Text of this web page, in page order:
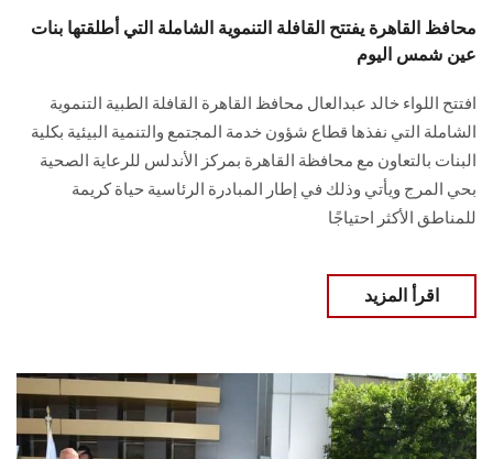
محافظ القاهرة يفتتح القافلة التنموية الشاملة التي أطلقتها بنات
عين شمس اليوم
افتتح اللواء خالد عبدالعال محافظ القاهرة القافلة الطبية التنموية
الشاملة التي نفذها قطاع شؤون خدمة المجتمع والتنمية البيئية بكلية
البنات بالتعاون مع محافظة القاهرة بمركز الأندلس للرعاية الصحية
بحي المرج ويأتي وذلك في إطار المبادرة الرئاسية حياة كريمة
للمناطق الأكثر احتياجًا
اقرأ المزيد